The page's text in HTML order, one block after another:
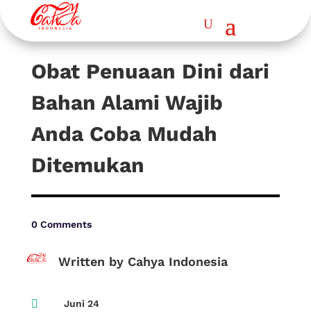
Obat Penuaan Dini dari
Bahan Alami Wajib
Anda Coba Mudah
Ditemukan
0 Comments
Written by Cahya Indonesia
 Juni 24